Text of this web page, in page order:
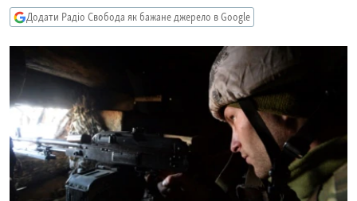
пошуку
УКРАЇНА
СВІТ
ТИ ЯК?
СХЕМИ
КИТАЙ.ВИКЛИКИ
МУЛЬТИМЕДІА
ФОТО
СПЕЦПРОЄКТИ
Додати Радіо Свобода як бажане джерело в Google